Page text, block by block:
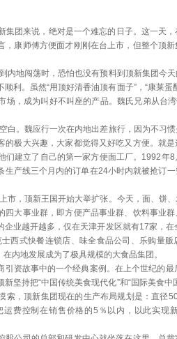
团来说，绝对是一个难忘的日子。这一天
康师傅方便面才刚刚在台上市，但整个顶
内地闯荡时，恐怕也没有预料到顶新集团今
利。虽然“用顶好清香油顶有面子”，“康莱蛋
场，成为叫好不叫座的产品。魏氏兄弟从台
白。魏应行一次在内地出差旅行，因为不习
极大兴趣，大家都觉得又好吃又方便。就
建立了自己的第一家方便面工厂。1992年
产线三个月内的订单在24小时内就被抢订
市，顶新王国开始大举扩张。今天，面、饼
大事业群，即方便产品事业群、饮料事业群
业越开越多，仅在天津开发区就有17家，在
西式快餐连锁店、味全食品公司、乐购量
在内地发展成为了极具规模的大食品集团。
资故事中的一个经典案例。在上个世纪的
坚持把“中国传统美食现代化”和“国际美食中
索，顶新集团现在的生产布局规划是：直径
费控制在销售价格的5％以内，以此实现